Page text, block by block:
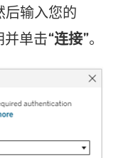
后输入您的
并单击“连接”。